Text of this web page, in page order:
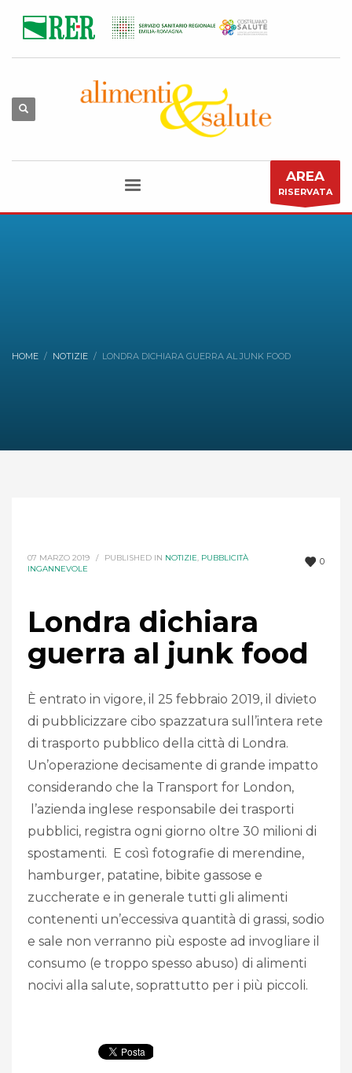
AREA
RISERVATA
HOME NOTIZIE LONDRA DICHIARA GUERRA AL JUNK FOOD
0
07 MARZO 2019 / PUBLISHED IN NOTIZIE, PUBBLICITÀ
INGANNEVOLE
Londra dichiara
guerra al junk food
È entrato in vigore, il 25 febbraio 2019, il divieto
di pubblicizzare cibo spazzatura sull’intera rete
di trasporto pubblico della città di Londra.
Un’operazione decisamente di grande impatto
considerando che la Transport for London,
l’azienda inglese responsabile dei trasporti
pubblici, registra ogni giorno oltre 30 milioni di
spostamenti. E così fotografie di merendine,
hamburger, patatine, bibite gassose e
zuccherate e in generale tutti gli alimenti
contenenti un’eccessiva quantità di grassi, sodio
e sale non verranno più esposte ad invogliare il
consumo (e troppo spesso abuso) di alimenti
nocivi alla salute, soprattutto per i più piccoli.